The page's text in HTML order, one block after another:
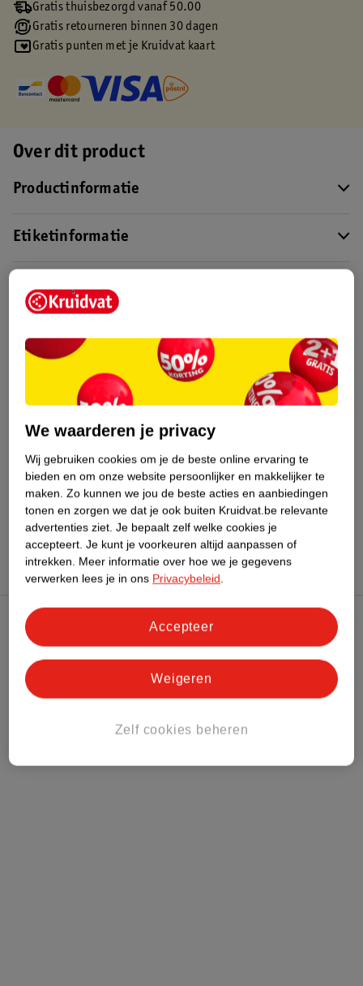
Gratis thuisbezorgd vanaf 50.00
Gratis retourneren binnen 30 dagen
Gratis punten met je Kruidvat kaart
Over dit product
Productinformatie
Etiketinformatie
Nature Impact Score
Meer informatie
Bestel & Bezorginformatie
Bekijk ook
Meer Care Plus Alle Unpublished
Kruidvat Club
Klantenservice
We waarderen je privacy
Wij gebruiken cookies om je de beste online ervaring te
bieden en om onze website persoonlijker en makkelijker te
maken. Zo kunnen we jou de beste acties en aanbiedingen
tonen en zorgen we dat je ook buiten Kruidvat.be relevante
advertenties ziet. Je bepaalt zelf welke cookies je
accepteert. Je kunt je voorkeuren altijd aanpassen of
intrekken. Meer informatie over hoe we je gegevens
verwerken lees je in ons Privacybeleid.
Zelf cookies beheren
Weigeren
Accepteer